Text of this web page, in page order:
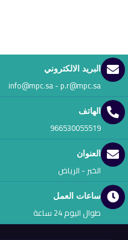
البريد الالكتروني
info@mpc.sa - p.r@mpc.sa
الهاتف
966530055519
العنوان
الخبر - الرياض
ساعات العمل
طوال اليوم 24 ساعة